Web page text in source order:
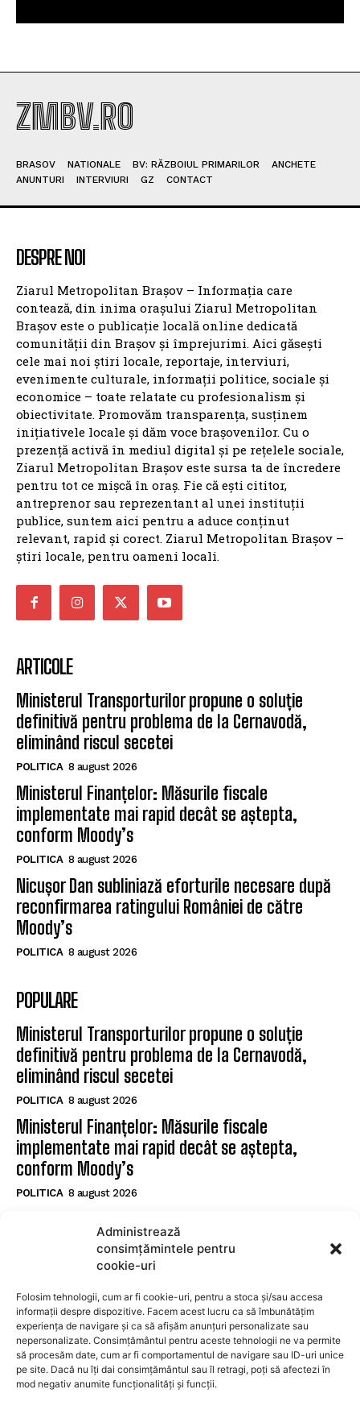
Administrează
consimțămintele pentru
cookie-uri
Folosim tehnologii, cum ar fi cookie-uri, pentru a stoca și/sau accesa
informații despre dispozitive. Facem acest lucru ca să îmbunătățim
experiența de navigare și ca să afișăm anunțuri personalizate sau
nepersonalizate. Consimțământul pentru aceste tehnologii ne va permite
să procesăm date, cum ar fi comportamentul de navigare sau ID-uri unice
pe site. Dacă nu îți dai consimțământul sau îl retragi, poți să afectezi în
mod negativ anumite funcționalități și funcții.
ZMBV.RO
BRASOV NATIONALE BV: RĂZBOIUL PRIMARILOR
ANCHETE
ANUNTURI
INTERVIURI GZ CONTACT
DESPRE NOI
Ziarul Metropolitan Brașov – Informația care
contează, din inima orașului Ziarul Metropolitan
Brașov este o publicație locală online dedicată
comunității din Brașov și împrejurimi. Aici găsești
cele mai noi știri locale, reportaje, interviuri,
evenimente culturale, informații politice, sociale și
economice – toate relatate cu profesionalism și
obiectivitate. Promovăm transparența, susținem
inițiativele locale și dăm voce brașovenilor. Cu o
prezență activă în mediul digital și pe rețelele sociale,
Ziarul Metropolitan Brașov este sursa ta de încredere
pentru tot ce mișcă în oraș. Fie că ești cititor,
antreprenor sau reprezentant al unei instituții
publice, suntem aici pentru a aduce conținut
relevant, rapid și corect. Ziarul Metropolitan Brașov –
știri locale, pentru oameni locali.
ARTICOLE
Ministerul Transporturilor propune o soluție
definitivă pentru problema de la Cernavodă,
eliminând riscul secetei
POLITICA 8 august 2026
Ministerul Finanțelor: Măsurile fiscale
implementate mai rapid decât se aștepta,
conform Moody’s
POLITICA 8 august 2026
Nicușor Dan subliniază eforturile necesare după
reconfirmarea ratingului României de către
Moody’s
POLITICA 8 august 2026
POPULARE
Ministerul Transporturilor propune o soluție
definitivă pentru problema de la Cernavodă,
eliminând riscul secetei
POLITICA 8 august 2026
Ministerul Finanțelor: Măsurile fiscale
implementate mai rapid decât se aștepta,
conform Moody’s
POLITICA 8 august 2026
reconfirmarea ratingului României de către
SUBSCRIBE